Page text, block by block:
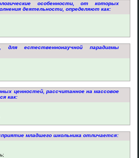
особенности, от которых
деятельности, определяют как:
для естественнонаучной парадигмы
ценностей, рассчитанное на массовое
как:
младшего школьника отличается: